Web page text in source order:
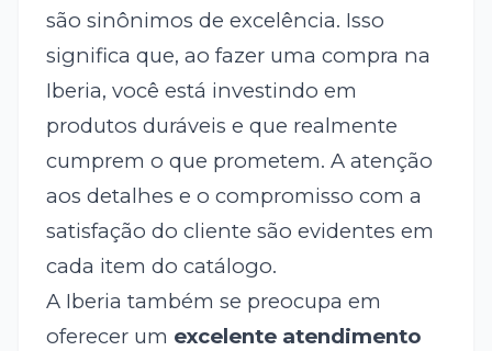
são sinônimos de excelência. Isso
significa que, ao fazer uma compra na
Iberia, você está investindo em
produtos duráveis e que realmente
cumprem o que prometem. A atenção
aos detalhes e o compromisso com a
satisfação do cliente são evidentes em
cada item do catálogo.
A Iberia também se preocupa em
oferecer um excelente atendimento